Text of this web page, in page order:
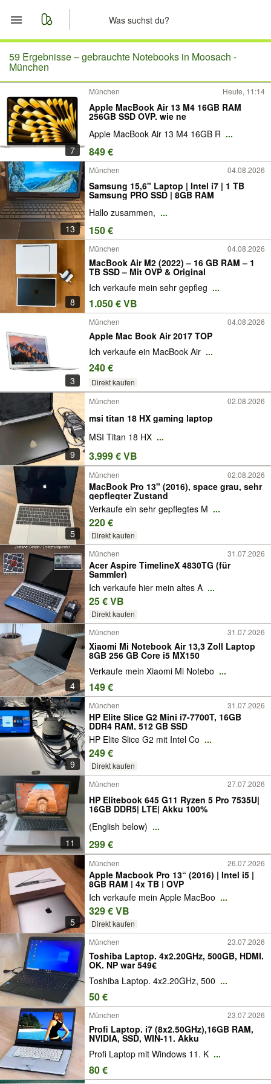
Start
Merkliste
Nachrichten
Anzeige aufgeben
59 Ergebnisse –gebrauchte Notebooks in Moosach -
München
7
München Heute, 11:14
Apple MacBook Air 13 M4 16GB RAM
256GB SSD OVP. wie ne
Apple MacBook Air 13 M4 16GB R ...
849 €
13
München 04.08.2026
Samsung 15,6" Laptop | Intel i7 | 1 TB
Samsung PRO SSD | 8GB RAM
Hallo zusammen, ...
150 €
8
München 04.08.2026
MacBook Air M2 (2022) – 16 GB RAM – 1
TB SSD – Mit OVP & Original
Ich verkaufe mein sehr gepfleg ...
1.050 € VB
3
München 04.08.2026
Apple Mac Book Air 2017 TOP
Ich verkaufe ein MacBook Air ...
240 €
Direkt kaufen
9
München 02.08.2026
msi titan 18 HX gaming laptop
MSI Titan 18 HX ...
3.999 € VB
5
München 02.08.2026
MacBook Pro 13" (2016), space grau, sehr
gepflegter Zustand
Verkaufe ein sehr gepflegtes M ...
220 €
Direkt kaufen
München
31.07.2026
Acer Aspire TimelineX 4830TG (für
Sammler)
Ich verkaufe hier mein altes A ...
25 € VB
Direkt kaufen
4
München 31.07.2026
Xiaomi Mi Notebook Air 13,3 Zoll Laptop
8GB 256 GB Core i5 MX150
Verkaufe mein Xiaomi Mi Notebo ...
149 €
9
München 31.07.2026
HP Elite Slice G2 Mini i7-7700T, 16GB
DDR4 RAM, 512 GB SSD
HP Elite Slice G2 mit Intel Co ...
249 €
Direkt kaufen
11
München 27.07.2026
HP Elitebook 645 G11 Ryzen 5 Pro 7535U|
16GB DDR5| LTE| Akku 100%
(English below) ...
299 €
5
München 26.07.2026
Apple Macbook Pro 13“ (2016) | Intel i5 |
8GB RAM | 4x TB | OVP
Ich verkaufe mein Apple MacBoo ...
329 € VB
Direkt kaufen
München
23.07.2026
Toshiba Laptop. 4x2.20GHz, 500GB, HDMI.
OK. NP war 549€
Toshiba Laptop. 4x2.20GHz, 500 ...
50 €
München 23.07.2026
Profi Laptop. i7 (8x2.50GHz),16GB RAM,
NVIDIA, SSD, WIN-11. Akku
Profi Laptop mit Windows 11. K ...
80 €